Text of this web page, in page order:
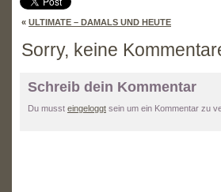
« ULTIMATE – DAMALS UND HEUTE
Sorry, keine
Schreib dein Kommentar
Du musst eingeloggt sein um ein Kommentar zu